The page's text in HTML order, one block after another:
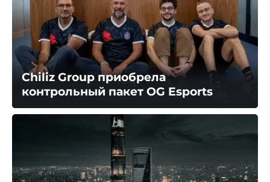
Chiliz Group приобрела
контрольный пакет OG Esports